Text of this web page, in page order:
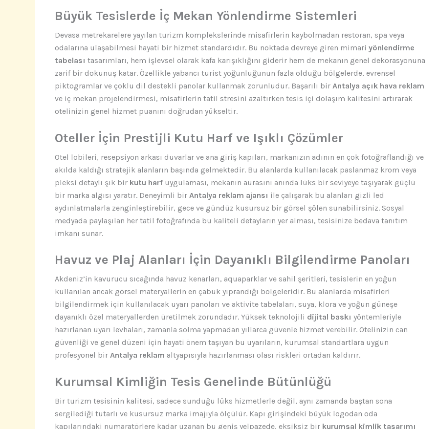
Büyük Tesislerde İç Mekan Yönlendirme Sistemleri
Devasa metrekarelere yayılan turizm komplekslerinde misafirlerin kaybolmadan restoran, spa veya
odalarına ulaşabilmesi hayati bir hizmet standardıdır. Bu noktada devreye giren mimari yönlendirme
tabelası tasarımları, hem işlevsel olarak kafa karışıklığını giderir hem de mekanın genel dekorasyonuna
zarif bir dokunuş katar. Özellikle yabancı turist yoğunluğunun fazla olduğu bölgelerde, evrensel
piktogramlar ve çoklu dil destekli panolar kullanmak zorunludur. Başarılı bir Antalya açık hava reklam
ve iç mekan projelendirmesi, misafirlerin tatil stresini azaltırken tesis içi dolaşım kalitesini artırarak
otelinizin genel hizmet puanını doğrudan yükseltir.
Oteller İçin Prestijli Kutu Harf ve Işıklı Çözümler
Otel lobileri, resepsiyon arkası duvarlar ve ana giriş kapıları, markanızın adının en çok fotoğraflandığı ve
akılda kaldığı stratejik alanların başında gelmektedir. Bu alanlarda kullanılacak paslanmaz krom veya
pleksi detaylı şık bir kutu harf uygulaması, mekanın aurasını anında lüks bir seviyeye taşıyarak güçlü
bir marka algısı yaratır. Deneyimli bir Antalya reklam ajansı ile çalışarak bu alanları gizli led
aydınlatmalarla zenginleştirebilir, gece ve gündüz kusursuz bir görsel şölen sunabilirsiniz. Sosyal
medyada paylaşılan her tatil fotoğrafında bu kaliteli detayların yer alması, tesisinize bedava tanıtım
imkanı sunar.
Havuz ve Plaj Alanları İçin Dayanıklı Bilgilendirme Panoları
Akdeniz’in kavurucu sıcağında havuz kenarları, aquaparklar ve sahil şeritleri, tesislerin en yoğun
kullanılan ancak görsel materyallerin en çabuk yıprandığı bölgeleridir. Bu alanlarda misafirleri
bilgilendirmek için kullanılacak uyarı panoları ve aktivite tabelaları, suya, klora ve yoğun güneşe
dayanıklı özel materyallerden üretilmek zorundadır. Yüksek teknolojili dijital baskı yöntemleriyle
hazırlanan uyarı levhaları, zamanla solma yapmadan yıllarca güvenle hizmet verebilir. Otelinizin can
güvenliği ve genel düzeni için hayati önem taşıyan bu uyarıların, kurumsal standartlara uygun
profesyonel bir Antalya reklam altyapısıyla hazırlanması olası riskleri ortadan kaldırır.
Kurumsal Kimliğin Tesis Genelinde Bütünlüğü
Bir turizm tesisinin kalitesi, sadece sunduğu lüks hizmetlerle değil, aynı zamanda baştan sona
sergilediği tutarlı ve kusursuz marka imajıyla ölçülür. Kapı girişindeki büyük logodan oda
kapılarındaki numaratörlere kadar uzanan bu geniş yelpazede, eksiksiz bir kurumsal kimlik tasarımı